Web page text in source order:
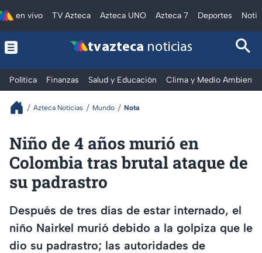
en vivo TV Azteca Azteca UNO Azteca 7 Deportes
tv azteca noticias
Política Finanzas Salud y Educación Clima y Medio Ambiente
Azteca Noticias Mundo Nota
Niño de 4 años murió en
Colombia tras brutal ataque de
su padrastro
Después de tres días de estar internado, el
niño Nairkel murió debido a la golpiza que le
dio su padrastro; las autoridades de